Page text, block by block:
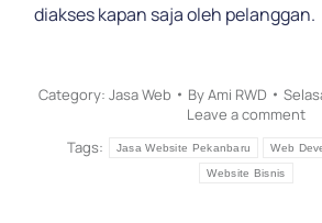
diakses kapan saja oleh pelanggan.
Category: Jasa Web ByAmi RWD
Leave a comment
Tags:
Jasa Website Pekanbaru Web
Website Bisnis